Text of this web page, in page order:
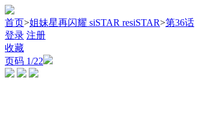
首页>姐妹星再闪耀 siSTAR resiSTAR>第36话
登录 注册
收藏
页码 1/22